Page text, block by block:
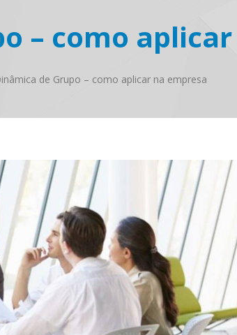
– como
de Grupo – como aplicar na empresa